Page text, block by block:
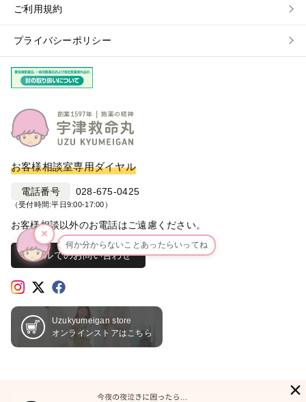
お客様相談室専用ダイヤル
電話番号 028-675-0425
（受付時間:平日9:00-17:00）
お客様相談以外のお電話はご遠慮ください。
Uzukyumeigan store
オンラインストアはこちら
メールでのお問い合わせ
ご利用規約
プライバシーポリシー
×
何か分からないことあったらいってね